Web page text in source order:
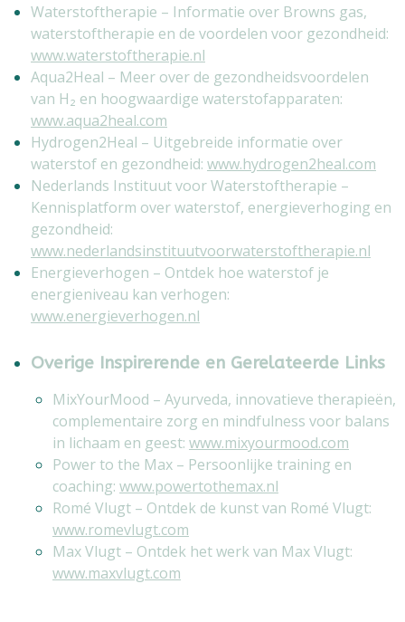
Waterstoftherapie – Informatie over Browns gas,
waterstoftherapie en de voordelen voor gezondheid:
www.waterstoftherapie.nl
Aqua2Heal – Meer over de gezondheidsvoordelen
van H₂ en hoogwaardige waterstofapparaten:
www.aqua2heal.com
Hydrogen2Heal – Uitgebreide informatie over
waterstof en gezondheid: www.hydrogen2heal.com
Nederlands Instituut voor Waterstoftherapie –
Kennisplatform over waterstof, energieverhoging en
gezondheid:
www.nederlandsinstituutvoorwaterstoftherapie.nl
Energieverhogen – Ontdek hoe waterstof je
energieniveau kan verhogen:
www.energieverhogen.nl
Overige Inspirerende en Gerelateerde Links
MixYourMood – Ayurveda, innovatieve therapieën,
complementaire zorg en mindfulness voor balans
in lichaam en geest: www.mixyourmood.com
Power to the Max – Persoonlijke training en
coaching: www.powertothemax.nl
Romé Vlugt – Ontdek de kunst van Romé Vlugt:
www.romevlugt.com
Max Vlugt – Ontdek het werk van Max Vlugt:
www.maxvlugt.com